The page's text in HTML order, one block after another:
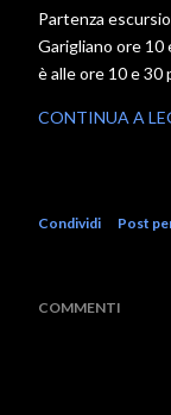
Partenza
Garigliano ore 10
è alle ore 10 e 30
CONTINUA A
Condividi Post
COMMENTI